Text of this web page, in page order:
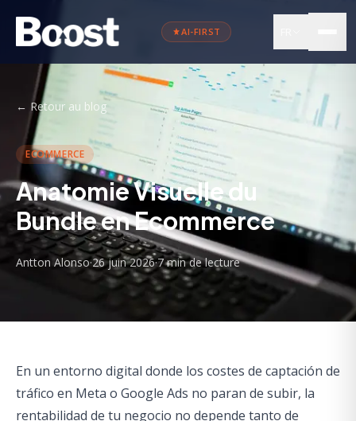
AI-FIRST
← Retour au blog
ECOMMERCE
Anatomie Visuelle du
Bundle en Ecommerce
Antton Alonso·26 juin 2026·7 min de lecture
En un entorno digital donde los costes de captación de
tráfico en Meta o Google Ads no paran de subir, la
rentabilidad de tu negocio no depende tanto de